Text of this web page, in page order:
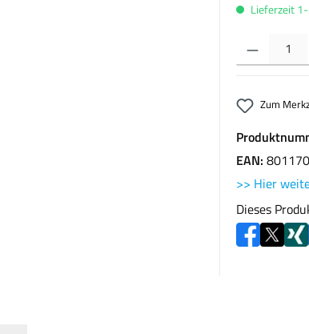
Lieferzeit
Zum
EAN:
>> Hier
Dieses